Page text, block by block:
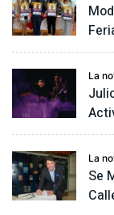
La
La
Se